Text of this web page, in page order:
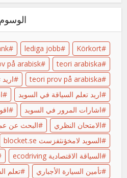
الوسوم
Körkort
lediga jobb
teori arabiska
på arabisk
teori prov på arabiska
اريد تعلم السياقة في السويد
اشارات المرور في السويد
الامتحان النظري
البحث عن
السويد لامخؤنثفزسث blocket.se
السياقة الاقتصادية ecodriving
تأمين السيارة الأجباري
تعلم